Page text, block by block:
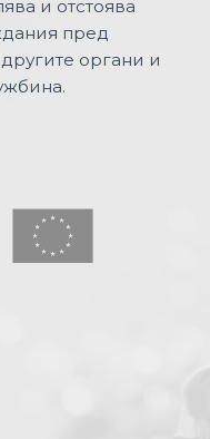
и отстоява
пред
органи и